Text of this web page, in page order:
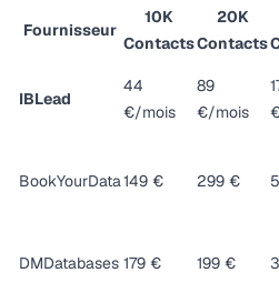
Fournisseur
10K
Contacts
20K
Contacts
IBLead
44
€/mois
89
€/mois
BookYourData149 € 299 €
DMDatabases 179 € 199 €